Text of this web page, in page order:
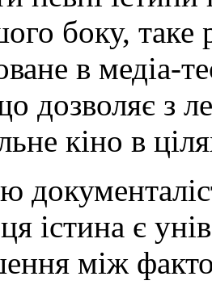
боку, таке
в медіа-
дозволяє з
кіно в
істина є
між